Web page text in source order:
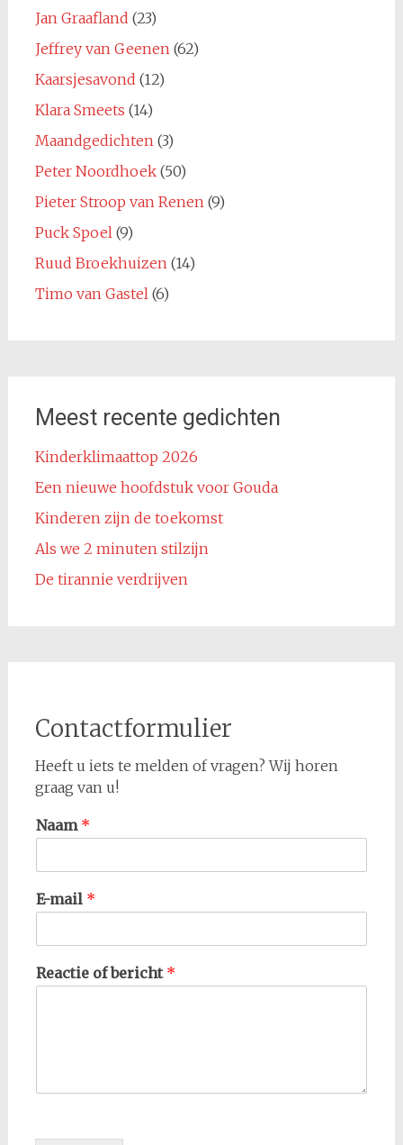
Jan Graafland (23)
Jeffrey van Geenen (62)
Kaarsjesavond (12)
Klara Smeets (14)
Maandgedichten (3)
Peter Noordhoek(50)
Pieter Stroop van Renen (9)
Puck Spoel (9)
Ruud Broekhuizen (14)
Timo van Gastel (6)
Meest recente gedichten
Kinderklimaattop 2026
Een nieuwe hoofdstuk voor Gouda
Kinderen zijn de toekomst
Als we 2 minuten stilzijn
De tirannie verdrijven
Contactformulier
Heeft u iets te melden of vragen? Wij horen
graag van u!
Naam *
E-mail *
Reactie of bericht *